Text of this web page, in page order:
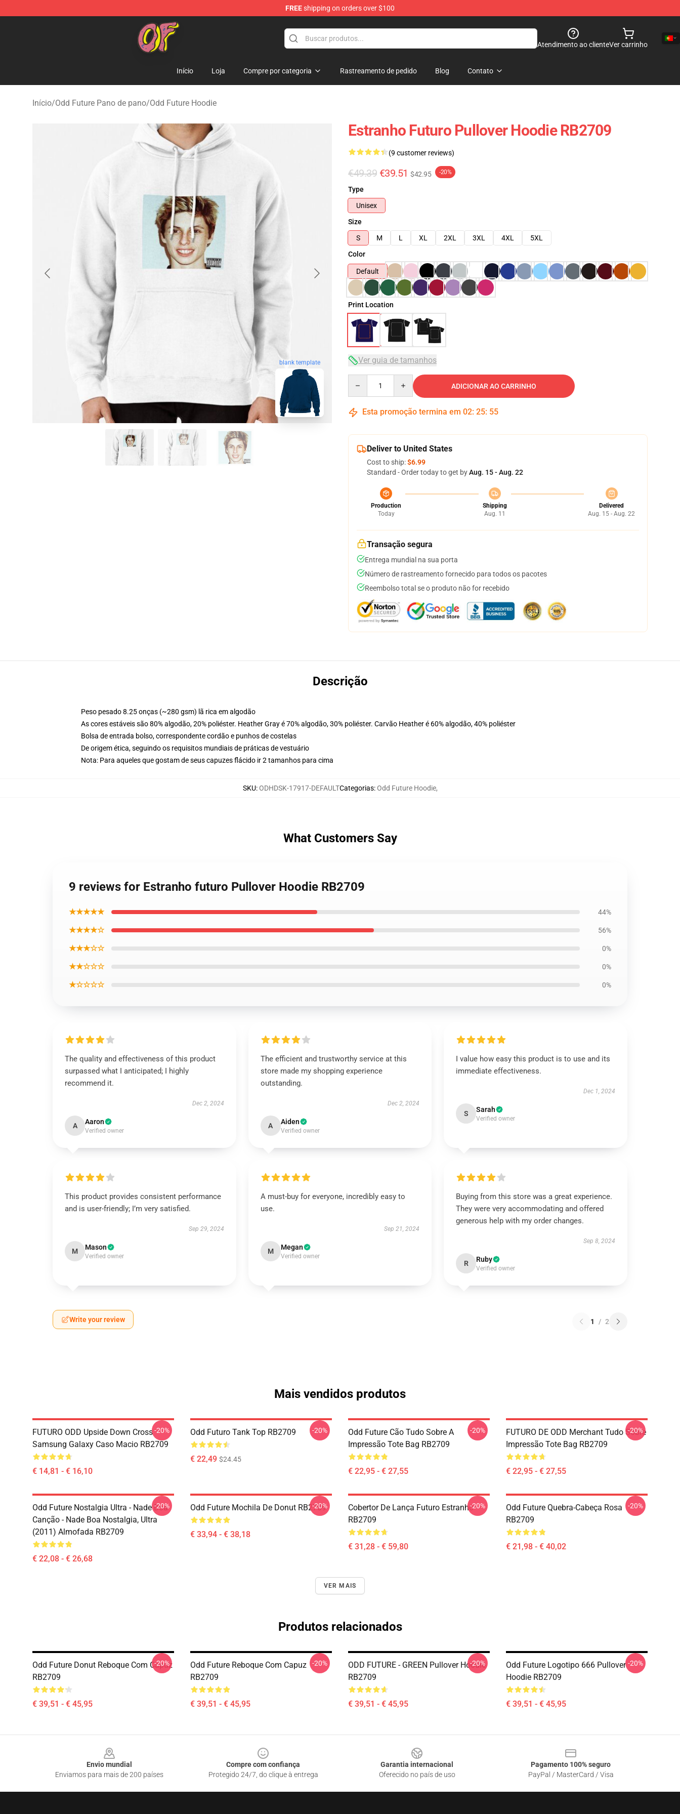
FREEshipping on orders over $100
Odd Future Shop - Official Odd Future Merchandise Store
Atendimento ao clienteVer carrinho
Início Loja Compre por categoria Rastreamento de pedido Blog Contato
Início/Odd Future Pano de pano/Odd Future Hoodie
blank template
Estranho Futuro Pullover Hoodie RB2709
(9 customer reviews)
€49.39 €39.51 $42.95 -20%
Type
Unisex
Size
S
M L XL 2XL 3XL 4XL
5XL
Color
Default
Print Location
Ver guia de tamanhos
ADICIONAR AO CARRINHO
Esta promoção termina em 02: 25: 54
Deliver to United States
Cost to ship:$6.99
Standard - Order today to get byAug. 15 - Aug. 22
Production
Today
Shipping
Aug. 11
Delivered
Aug. 15 - Aug. 22
Transação segura
Entrega mundial na sua porta
Número de rastreamento fornecido para todos os pacotes
Reembolso total se o produto não for recebido
Descrição
Peso pesado 8.25 onças (~280 gsm) lã rica em algodão
As cores estáveis são 80% algodão, 20% poliéster. Heather Gray é 70% algodão, 30% poliéster. Carvão Heather é 60% algodão, 40% poliéster
Bolsa de entrada bolso, correspondente cordão e punhos de costelas
De origem ética, seguindo os requisitos mundiais de práticas de vestuário
Nota: Para aqueles que gostam de seus capuzes flácido ir 2 tamanhos para cima
SKU:ODHDSK-17917-DEFAULTCategorias:Odd Future Hoodie,
What Customers Say
9 reviews for Estranho futuro Pullover Hoodie RB2709
★★★★★ 44%
★★★★☆ 56%
★★★☆☆ 0%
★★☆☆☆ 0%
★☆☆☆☆ 0%
The quality and effectiveness of this product
surpassed what I anticipated; I highly
recommend it.
Dec 2, 2024
A Aaron
Verified owner
The efficient and trustworthy service at this
store made my shopping experience
outstanding.
Dec 2, 2024
A Aiden
Verified owner
I value how easy this product is to use and its
immediate effectiveness.
Dec 1, 2024
S Sarah
Verified owner
This product provides consistent performance
and is user-friendly; I’m very satisfied.
Sep 29, 2024
M Mason
Verified owner
A must-buy for everyone, incredibly easy to
use.
Sep 21, 2024
M Megan
Verified owner
Buying from this store was a great experience.
They were very accommodating and offered
generous help with my order changes.
Sep 8, 2024
R Ruby
Verified owner
Write your review 1 / 2
Mais vendidos produtos
FUTURO ODD Upside Down Cross
Samsung Galaxy Caso Macio RB2709
€ 14,81 - € 16,10
-20% Odd Futuro Tank Top RB2709
€ 22,49 $24.45
-20%
Odd Future Cão Tudo Sobre A
Impressão Tote Bag RB2709
€ 22,95 - € 27,55
-20%
FUTURO DE ODD Merchant Tudo Sobre
Impressão Tote Bag RB2709
€ 22,95 - € 27,55
-20%
Odd Future Nostalgia Ultra - Nade Boa
Canção - Nade Boa Nostalgia, Ultra
(2011) Almofada RB2709
€ 22,08 - € 26,68
-20% Odd Future Mochila De Donut RB2709
€ 33,94 - € 38,18
-20%
Cobertor De Lança Futuro Estranho
RB2709
€ 31,28 - € 59,80
-20%
Odd Future Quebra-Cabeça Rosa
RB2709
€ 21,98 - € 40,02
-20%
VER MAIS
Produtos relacionados
Odd Future Donut Reboque Com Capuz
RB2709
€ 39,51 - € 45,95
-20%
Odd Future Reboque Com Capuz
RB2709
€ 39,51 - € 45,95
-20%
ODD FUTURE - GREEN Pullover Hoodie
RB2709
€ 39,51 - € 45,95
-20%
Odd Future Logotipo 666 Pullover
Hoodie RB2709
€ 39,51 - € 45,95
-20%
Envio mundial
Enviamos para mais de 200 países
Compre com confiança
Protegido 24/7, do clique à entrega
Garantia internacional
Oferecido no país de uso
Pagamento 100% seguro
PayPal / MasterCard / Visa